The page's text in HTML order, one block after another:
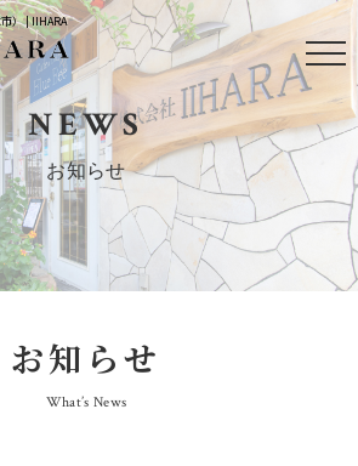
） | IIHARA
NEWS
お知らせ
お知らせ
What’s News